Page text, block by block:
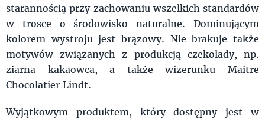
starannością przy zachowaniu wszelkich standardów
w trosce o środowisko naturalne. Dominującym
kolorem wystroju jest brązowy. Nie brakuje także
motywów związanych z produkcją czekolady, np.
ziarna kakaowca, a także wizerunku Maitre
Chocolatier Lindt.
Wyjątkowym produktem, który dostępny jest w